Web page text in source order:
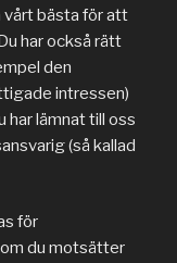
vårt bästa för att
har också rätt
den
intressen)
har lämnat till oss
(så kallad
för
du motsätter